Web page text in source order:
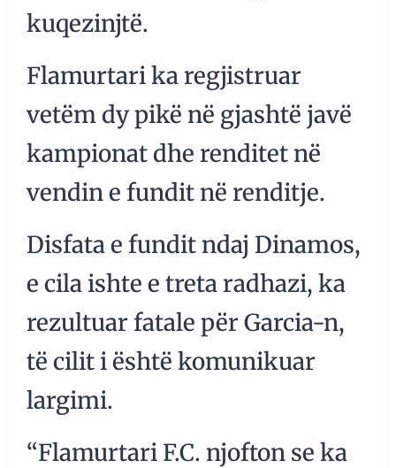
kuqezinjtë.
Flamurtari ka regjistruar
vetëm dy pikë në gjashtë javë
kampionat dhe renditet në
vendin e fundit në renditje.
Disfata e fundit ndaj Dinamos,
e cila ishte e treta radhazi, ka
rezultuar fatale për Garcia-n,
të cilit i është komunikuar
largimi.
“Flamurtari F.C. njofton se ka